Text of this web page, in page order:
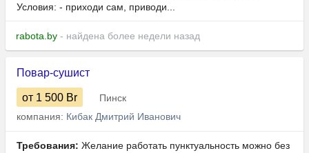
Условия: - приходи сам, приводи...
rabota.by - найдена более недели назад
Повар-сушист
от 1 500 Br
Пинск
компания: Кибак Дмитрий Иванович
Требования: Желание работать пунктуальность можно без